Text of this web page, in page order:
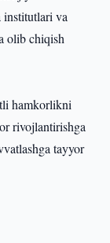
va
olib chiqish
hamkorlikni
rivojlantirishga
tayyor